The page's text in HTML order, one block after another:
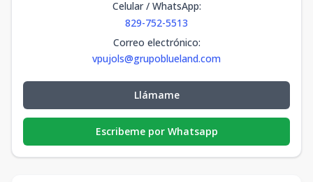
Celular / WhatsApp:
829-752-5513
Correo electrónico:
vpujols@grupoblueland.com
Llámame
Escribeme por Whatsapp